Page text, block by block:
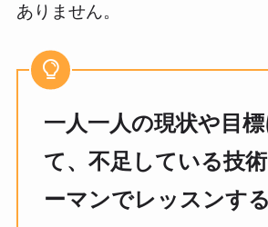
ありません。
一人一人の現状や目
て、不足している技
ーマンでレッスンする